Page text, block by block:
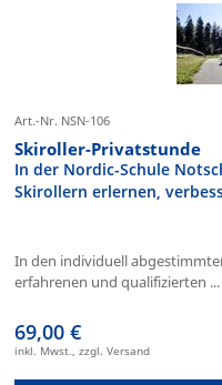
Art.-Nr. NSN-106
Skiroller-Privatstunde
In der Nordic-Schule
Skirollern erlernen,
In den individuell
erfahrenen und qualifizierten ...
69,00 €
inkl. Mwst., zzgl. Versand